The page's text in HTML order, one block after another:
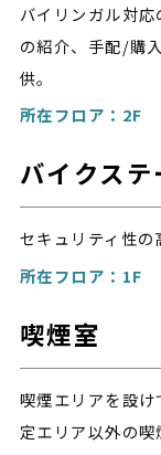
バイリンガル対
の紹介、手配/購
供。
所在フロア：2F
バイクス
セキュリティ性の
所在フロア：1F
喫煙室
喫煙エリアを設
定エリア以外の喫